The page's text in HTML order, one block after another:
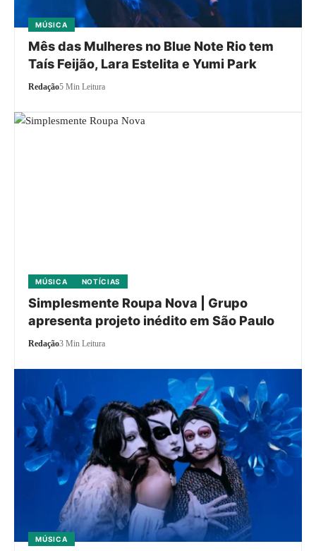
MÚSICA
Mês das Mulheres no Blue Note Rio tem
Taís Feijão, Lara Estelita e Yumi Park
Redação5 Min Leitura
MÚSICA NOTÍCIAS
Simplesmente Roupa Nova | Grupo
apresenta projeto inédito em São Paulo
Redação3 Min Leitura
MÚSICA